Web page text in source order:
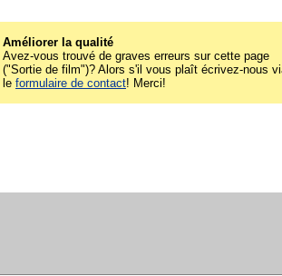
Améliorer la qualité
Avez-vous trouvé de graves erreurs sur cette page
("Sortie de film")? Alors s'il vous plaît écrivez-nous
le formulaire de contact! Merci!